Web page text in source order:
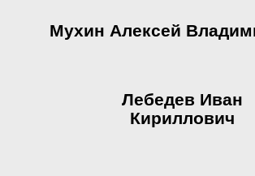
Мухин Алексей
Лебедев Иван
Кириллович